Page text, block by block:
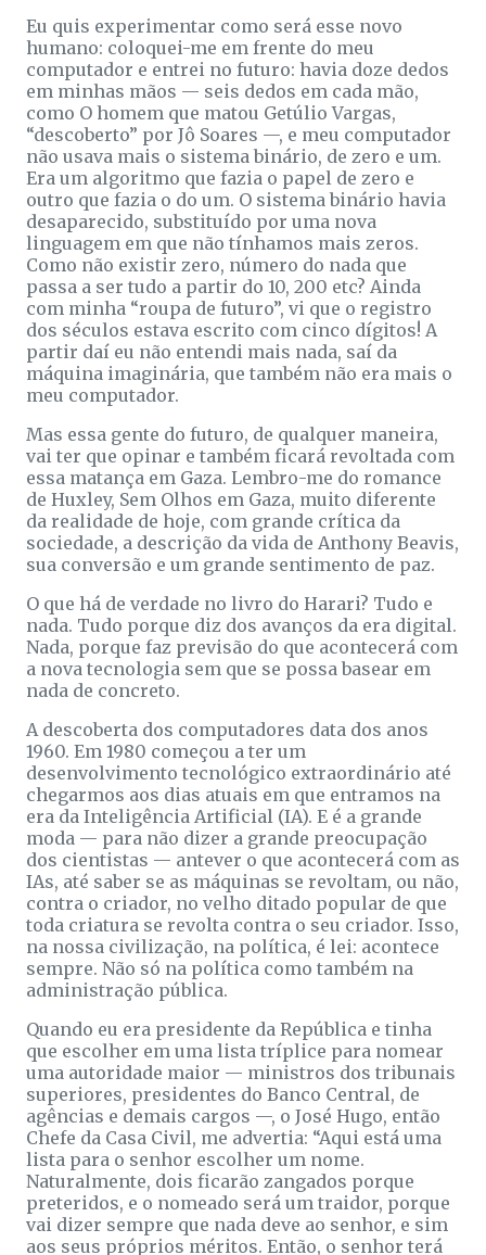
Eu quis experimentar como será esse novo
humano: coloquei-me em frente do meu
computador e entrei no futuro: havia doze dedos
em minhas mãos — seis dedos em cada mão,
como O homem que matou Getúlio Vargas,
“descoberto” por Jô Soares —, e meu computador
não usava mais o sistema binário, de zero e um.
Era um algoritmo que fazia o papel de zero e
outro que fazia o do um. O sistema binário havia
desaparecido, substituído por uma nova
linguagem em que não tínhamos mais zeros.
Como não existir zero, número do nada que
passa a ser tudo a partir do 10, 200 etc? Ainda
com minha “roupa de futuro”, vi que o registro
dos séculos estava escrito com cinco dígitos! A
partir daí eu não entendi mais nada, saí da
máquina imaginária, que também não era mais o
meu computador.
Mas essa gente do futuro, de qualquer maneira,
vai ter que opinar e também ficará revoltada com
essa matança em Gaza. Lembro-me do romance
de Huxley, Sem Olhos em Gaza, muito diferente
da realidade de hoje, com grande crítica da
sociedade, a descrição da vida de Anthony Beavis,
sua conversão e um grande sentimento de paz.
O que há de verdade no livro do Harari? Tudo e
nada. Tudo porque diz dos avanços da era digital.
Nada, porque faz previsão do que acontecerá com
a nova tecnologia sem que se possa basear em
nada de concreto.
A descoberta dos computadores data dos anos
1960. Em 1980 começou a ter um
desenvolvimento tecnológico extraordinário até
chegarmos aos dias atuais em que entramos na
era da Inteligência Artificial (IA). E é a grande
moda — para não dizer a grande preocupação
dos cientistas — antever o que acontecerá com as
IAs, até saber se as máquinas se revoltam, ou não,
contra o criador, no velho ditado popular de que
toda criatura se revolta contra o seu criador. Isso,
na nossa civilização, na política, é lei: acontece
sempre. Não só na política como também na
administração pública.
Quando eu era presidente da República e tinha
que escolher em uma lista tríplice para nomear
uma autoridade maior — ministros dos tribunais
superiores, presidentes do Banco Central, de
agências e demais cargos —, o José Hugo, então
Chefe da Casa Civil, me advertia: “Aqui está uma
lista para o senhor escolher um nome.
Naturalmente, dois ficarão zangados porque
preteridos, e o nomeado será um traidor, porque
vai dizer sempre que nada deve ao senhor, e sim
aos seus próprios méritos. Então, o senhor terá